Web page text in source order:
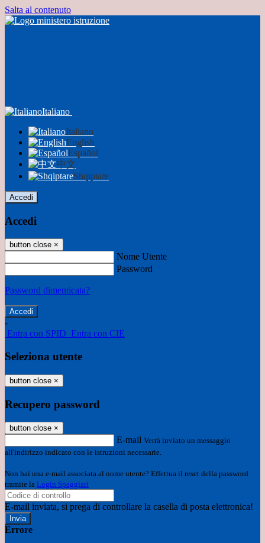
Salta al contenuto
Italiano
Italiano
English
Español
中文
Shqiptare
Accedi
Accedi
button close ×
Nome Utente
Password
Password dimenticata?
-
Entra con SPID Entra con CIE
Seleziona utente
button close ×
Recupero password
button close ×
E-mail Verrà inviato un messaggio
all'indirizzo indicato con le istruzioni necessarie.
Non hai una e-mail associata al nome utente? Effettua il reset della password
tramite la Login Spaggiari
E-mail inviata, si prega di controllare la casella di posta elettronica!
Errore